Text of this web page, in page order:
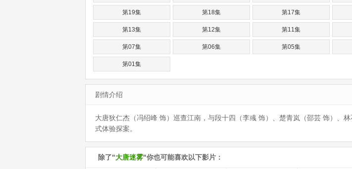
第19集 第18集 第17集
第13集 第12集 第11集
第07集 第06集 第05集
第01集
剧情介绍
大唐狄仁杰（冯绍峰 饰）巡查江南，与段十四（李彧 饰）、楚青岚（邵芸 饰）、
式体验探案。
除了"大唐迷雾"你也可能喜欢以下影片：